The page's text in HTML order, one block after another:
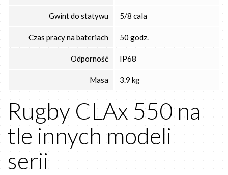
Gwint do statywu 5/8 cala
Czas pracy na bateriach 50 godz.
Odporność IP68
Masa 3.9 kg
Rugby CLAx 550 na
tle innych modeli
serii